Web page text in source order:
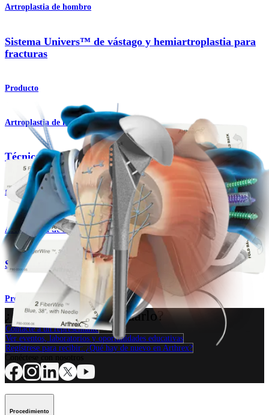
Artroplastia de hombro
Sistema Univers™ de vástago y hemiartroplastia para
fracturas
Producto
Artroplastia de hombro
Técnica para fracturas Univers™
Procedimiento
Artroplastia de hombro
Sistema total de hombro Univers™ II
Producto
¿Cómo podemos ayudarlo?
Contacte a un representante
Ver eventos, laboratorios y oportunidades educativas
Regístrese para recibir: ¿Qué hay de nuevo en Arthrex?
Procedimiento